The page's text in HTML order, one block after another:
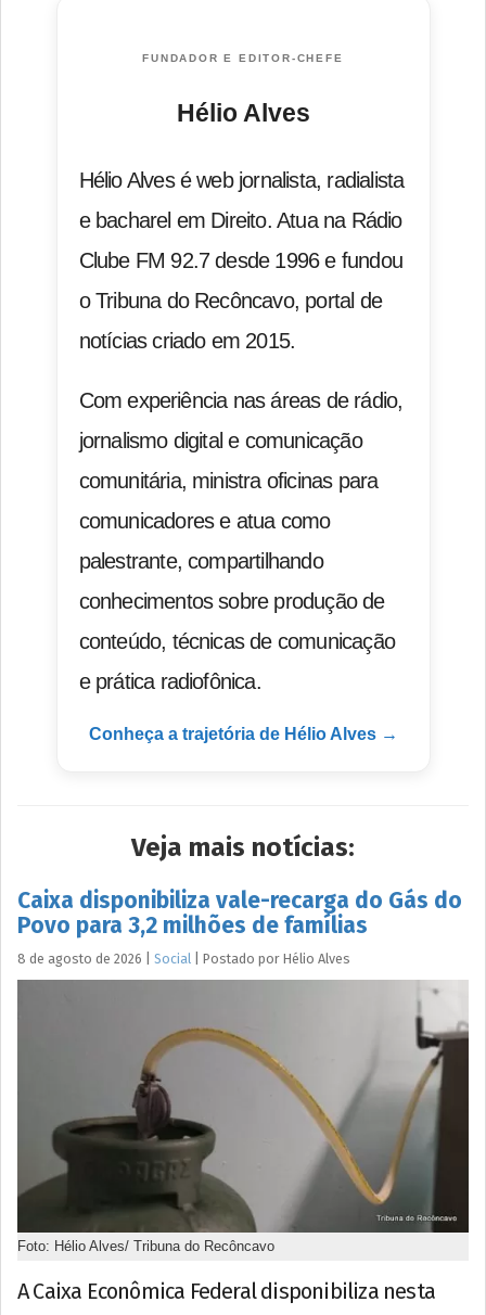
FUNDADOR E EDITOR-CHEFE
Hélio Alves
Hélio Alves é web jornalista, radialista
e bacharel em Direito. Atua na Rádio
Clube FM 92.7 desde 1996 e fundou
o Tribuna do Recôncavo, portal de
notícias criado em 2015.
Com experiência nas áreas de rádio,
jornalismo digital e comunicação
comunitária, ministra oficinas para
comunicadores e atua como
palestrante, compartilhando
conhecimentos sobre produção de
conteúdo, técnicas de comunicação
e prática radiofônica.
Conheça a trajetória de Hélio Alves →
Veja mais notícias:
Caixa disponibiliza vale-recarga do Gás do
Povo para 3,2 milhões de famílias
8 de agosto de 2026 Social Postado por Hélio Alves
Foto: Hélio Alves/ Tribuna do Recôncavo
A Caixa Econômica Federal disponibiliza nesta